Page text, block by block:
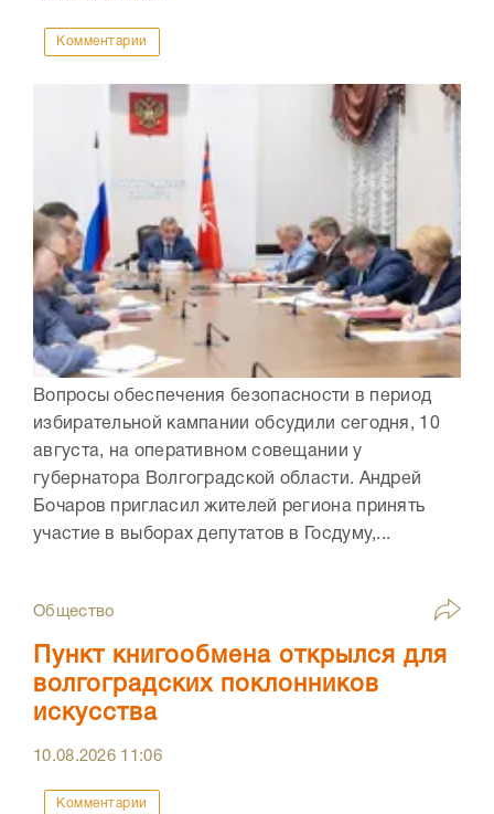
Комментарии
Вопросы обеспечения безопасности в период
избирательной кампании обсудили сегодня, 10
августа, на оперативном совещании у
губернатора Волгоградской области. Андрей
Бочаров пригласил жителей региона принять
участие в выборах депутатов в Госдуму,...
Общество
Пункт книгообмена открылся для
волгоградских поклонников
искусства
10.08.2026 11:06
Комментарии